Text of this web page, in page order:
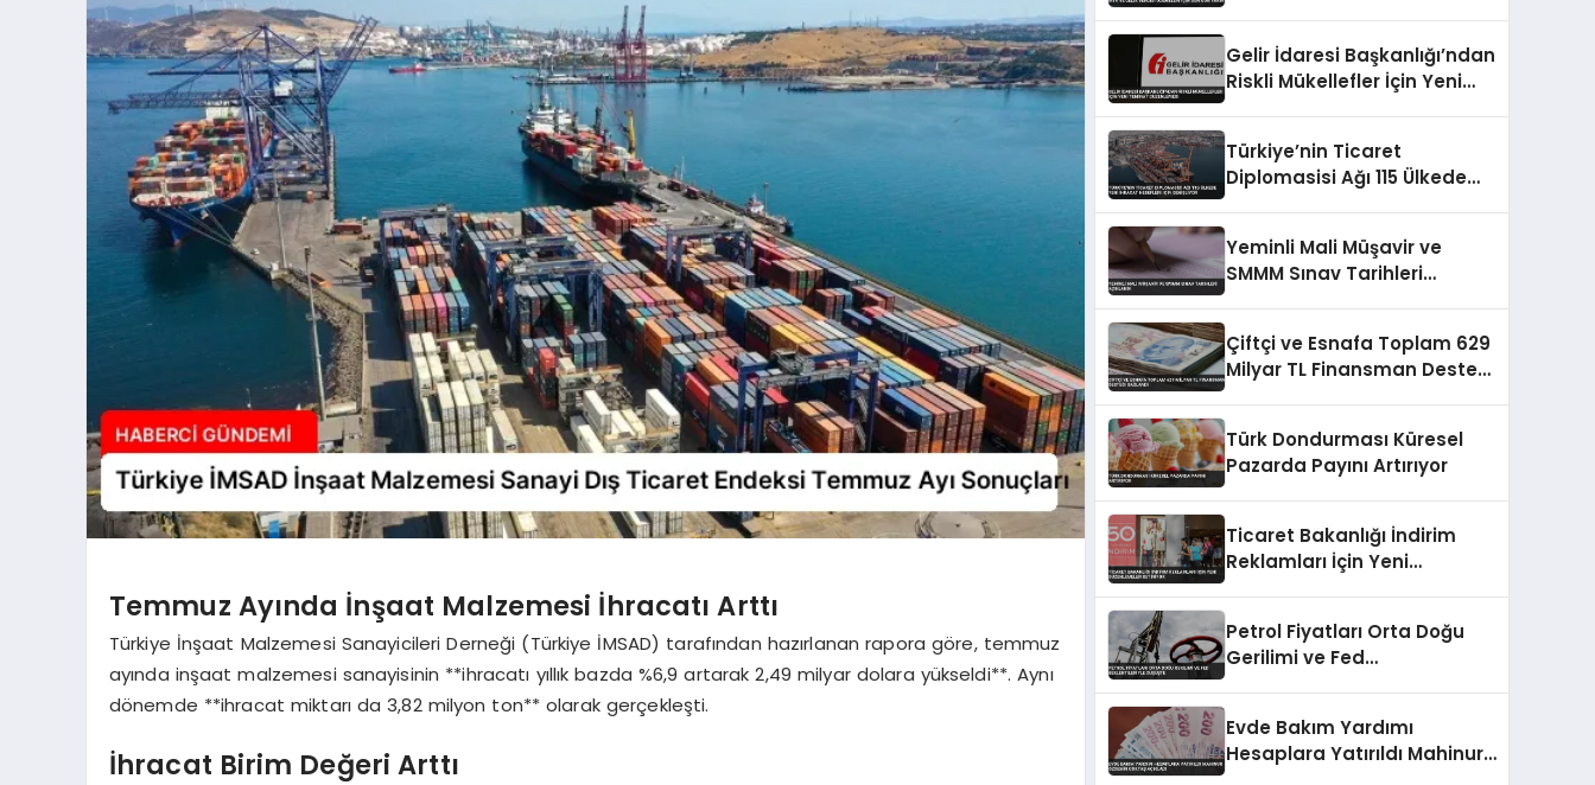
Temmuz Ayında İnşaat Malzemesi İhracatı Arttı
Türkiye İnşaat Malzemesi Sanayicileri Derneği (Türkiye İMSAD) tarafından hazırlanan rapora göre, temmuz
ayında inşaat malzemesi sanayisinin **ihracatı yıllık bazda %6,9 artarak 2,49 milyar dolara yükseldi**. Aynı
dönemde **ihracat miktarı da 3,82 milyon ton** olarak gerçekleşti.
İhracat Birim Değeri Arttı
Gelir İdaresi Başkanlığı’ndan
Riskli Mükellefler İçin Yeni
Türkiye’nin Ticaret
Diplomasisi Ağı 115 Ülkede
Yeminli Mali Müşavir ve
SMMM Sınav Tarihleri
Çiftçi ve Esnafa Toplam 629
Milyar TL Finansman Desteği
Türk Dondurması Küresel
Pazarda Payını Artırıyor
Ticaret Bakanlığı İndirim
Reklamları İçin Yeni
Petrol Fiyatları Orta Doğu
Gerilimi ve Fed
Evde Bakım Yardımı
Hesaplara Yatırıldı Mahinur